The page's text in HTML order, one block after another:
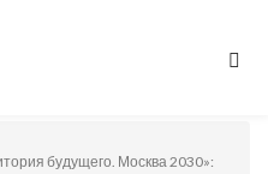
будущего. Москва 2030»: